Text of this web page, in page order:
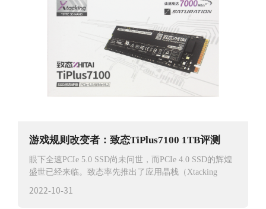
游戏规则改变者：致态TiPlus7100 1TB评测
眼下全速PCIe 5.0 SSD尚未问世，而PCIe 4.0 SSD的辉煌
盛世已经来临。致态率先推出了应用晶栈（Xtacking
2022-10-31